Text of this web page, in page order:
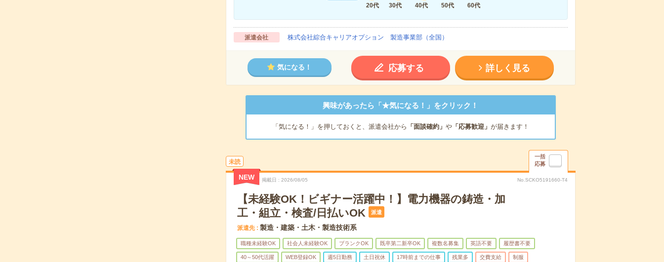
20代
30代 40代 50代 60代
派遣会社 株式会社綜合キャリアオプション 製造事業部（全国）
気になる！ 応募する 詳しく見る
興味があったら「★気になる！」をクリック！
「気になる！」を押しておくと、派遣会社から 「面談確約」 や「応募歓迎」 が届きます！
未読
一括
応募
NEW 掲載日 2026/08/05 No.SCKO5191660-T4
【未経験OK！ビギナー活躍中！】電力機器の鋳造・加
工・組立・検査/日払いOK
派遣
派遣先 製造・建築・土木・製造技術系
職種未経験OK 社会人未経験OK ブランクOK 既卒第二新卒OK 複数名募集 英語不要 履歴書不要
40～50代活躍 WEB登録OK 週5日勤務 土日祝休 17時前までの仕事 残業多 交費支給 制服